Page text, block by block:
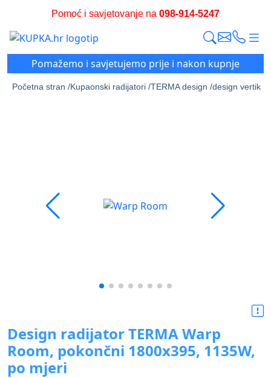
Pomoć i savjetovanje na 098-914-5247
Pomažemo i savjetujemo prije i nakon kupnje
Početna stran /Kupaonski radijatori /TERMA design /design
Design radijator TERMA Warp
Room, pokončni 1800x395, 1135W,
po mjeri